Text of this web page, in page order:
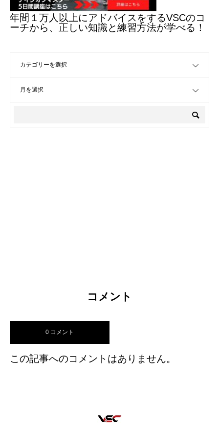
年間１万人以上にアドバイスをするVSCのコ
ーチから、正しい知識と練習方法が学べる！
コメント
0 コメント
この記事へのコメントはありません。